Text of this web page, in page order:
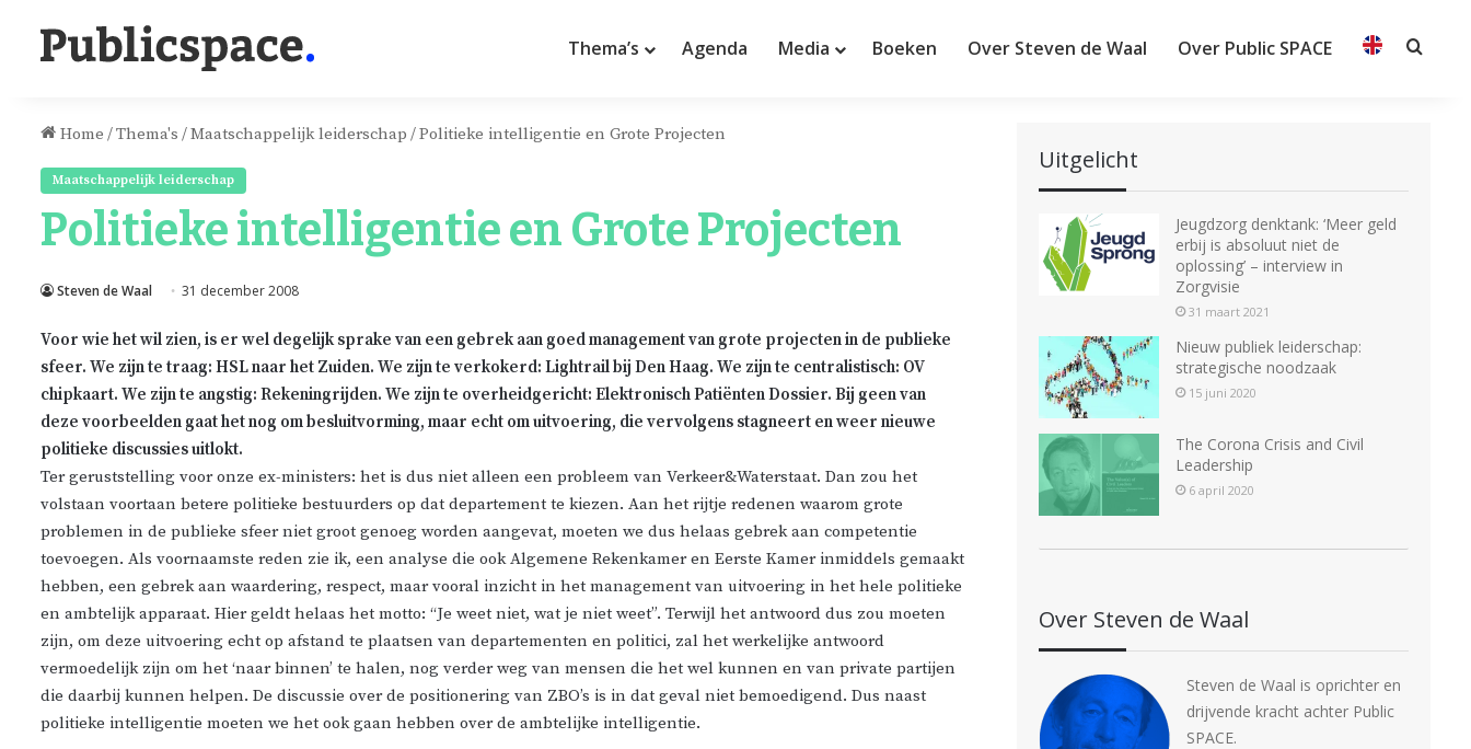
Thema’s Agenda Media Boeken Over Steven de Waal Over Public SPACE
Home /Thema's /Maatschappelijk leiderschap /Politieke intelligentie en Grote Projecten
Maatschappelijk leiderschap
Politieke intelligentie en Grote Projecten
Steven de Waal 31 december 2008
Voor wie het wil zien, is er wel degelijk sprake van een gebrek aan goedmanagementvan grote projecten in de publieke
sfeer. We zijn te traag: HSLnaar het Zuiden. We zijn te verkokerd: Lightrailbij DenHaag. We zijn te centralistisch: OV
chipkaart. We zijn te angstig: Rekeningrijden. We zijn te overheidgericht: ElektronischPatiëntenDossier. Bij geen van
deze voorbeelden gaathet nog om besluitvorming, maar echt om uitvoering, die vervolgens stagneert en weer nieuwe
politieke discussies uitlokt.
Ter geruststelling voor onze ex-ministers: het is dus niet alleen een probleem van Verkeer&Waterstaat. Dan zou het
volstaan voortaan betere politieke bestuurders op dat departement te kiezen. Aan het rijtje redenen waarom grote
problemen in de publieke sfeer niet groot genoeg worden aangevat, moeten we dus helaas gebrek aan competentie
toevoegen. Als voornaamste reden zie ik, een analyse die ook Algemene Rekenkamer en Eerste Kamer inmiddels gemaakt
hebben, een gebrek aan waardering, respect, maar vooral inzicht in het management van uitvoering in het hele politieke
en ambtelijk apparaat. Hier geldt helaas het motto: “Je weet niet, wat je niet weet”. Terwijl het antwoord dus zou moeten
zijn, om deze uitvoering echt op afstand te plaatsen van departementen en politici, zal het werkelijke antwoord
vermoedelijk zijn om het ‘naarbinnen’ te halen, nog verder weg van mensen die het wel kunnen en van private partijen
die daarbij kunnen helpen. De discussie over de positionering van ZBO’s is in dat geval niet bemoedigend. Dus naast
politieke intelligentie moeten we het ook gaan hebben over de ambtelijke intelligentie.
Uitgelicht
Jeugdzorg denktank: ‘Meer geld
erbij is absoluut niet de
oplossing’ – interview in
Zorgvisie
31 maart 2021
Nieuw publiek leiderschap:
strategische noodzaak
15 juni 2020
The Corona Crisis and Civil
Leadership
6 april 2020
Over Steven de Waal
Steven de Waal is oprichter en
drijvende kracht achter Public
SPACE.